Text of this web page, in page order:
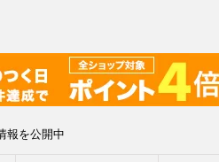
報を公開中